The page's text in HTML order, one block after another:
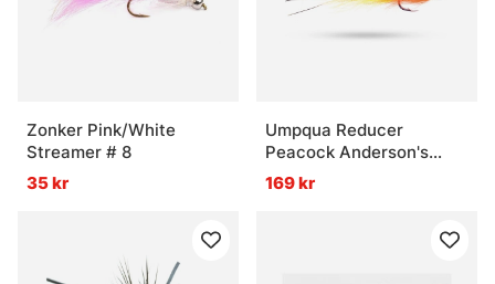
Zonker Pink/White
Streamer # 8
35 kr
Umpqua Reducer
Peacock Anderson's
#3/0
169 kr